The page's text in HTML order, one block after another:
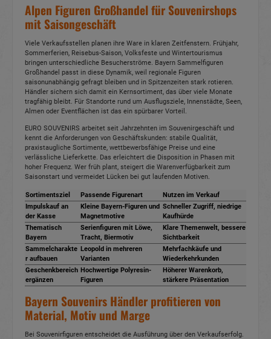
Alpen Figuren Großhandel für Souvenirshops
mit Saisongeschäft
Viele Verkaufsstellen planen ihre Ware in klaren Zeitfenstern. Frühjahr,
Sommerferien, Reisebus-Saison, Volksfeste und Wintertourismus
bringen unterschiedliche Besucherströme. Bayern Sammelfiguren
Großhandel passt in diese Dynamik, weil regionale Figuren
saisonunabhängig gefragt bleiben und in Spitzenzeiten stark rotieren.
Händler sichern sich damit ein Kernsortiment, das über viele Monate
tragfähig bleibt. Für Standorte rund um Ausflugsziele, Innenstädte, Seen,
Almen oder Eventflächen ist das ein spürbarer Vorteil.
EURO SOUVENIRS arbeitet seit Jahrzehnten im Souvenirgeschäft und
kennt die Anforderungen von Geschäftskunden: stabile Qualität,
praxistaugliche Sortimente, wettbewerbsfähige Preise und eine
verlässliche Lieferkette. Das erleichtert die Disposition in Phasen mit
hoher Frequenz. Wer früh plant, steigert die Warenverfügbarkeit zum
Saisonstart und vermeidet Lücken bei gut laufenden Motiven.
Sortimentsziel Passende Figurenart
Nutzen im Verkauf
Impulskauf an
der Kasse
Kleine Bayern-Figuren und
Magnetmotive
Schneller Zugriff, niedrige
Kaufhürde
Thematisch
Bayern
Serienfiguren mit Löwe,
Tracht, Biermotiv
Klare Themenwelt, bessere
Sichtbarkeit
Sammelcharakte
r aufbauen
Leopold in mehreren
Varianten
Mehrfachkäufe und
Wiederkehrkunden
Geschenkbereich
ergänzen
Hochwertige Polyresin-
Figuren
Höherer Warenkorb,
stärkere Präsentation
Bayern Souvenirs Händler profitieren von
Material, Motiv und Marge
Bei Souvenirfiguren entscheidet die Ausführung über den Verkaufserfolg.